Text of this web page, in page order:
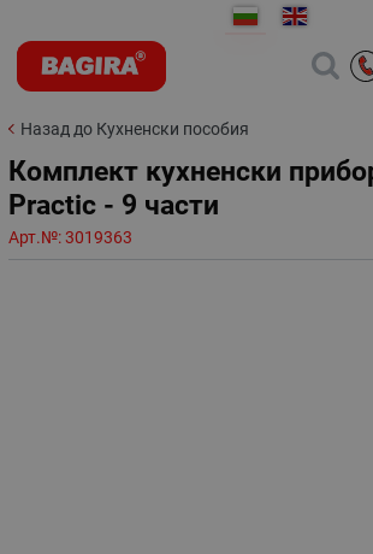
Назад до Кухненски пособия
Комплект кухненски
Practic - 9 части
Арт.№:3019363